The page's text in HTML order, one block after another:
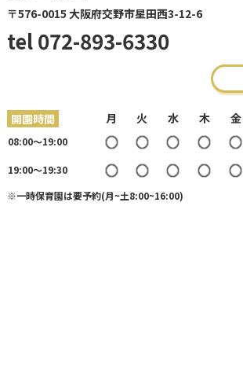
〒576-0015 大阪府交野市星田西3-12-6
tel 072-893-6330
開園時間 月 火 水 木 金
08:00〜19:00 ○ ○ ○ ○ ○
19:00〜19:30 ○ ○ ○ ○ ○
※一時保育園は要予約(月~土8:00~16:00)